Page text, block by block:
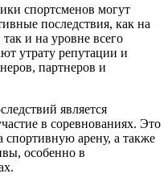
спортсменов могут
последствия, как на
и на уровне всего
утрату репутации и
партнеров и
является
в соревнованиях. Это
спортивную арену, а также
особенно в